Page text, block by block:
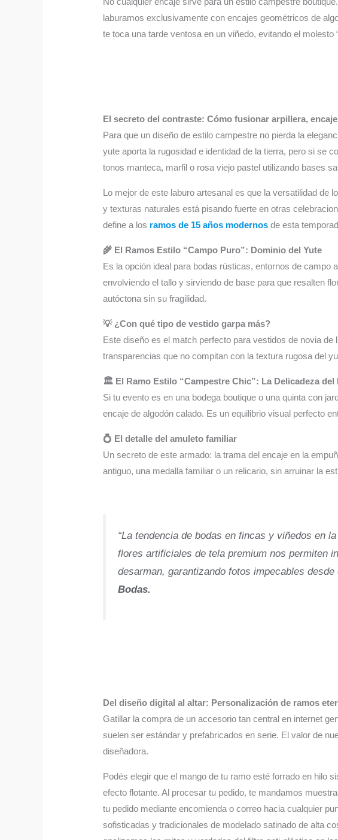
laburamos exclusivamente con encajes geométricos de
te toca una tarde ventosa en un viñedo, evitando el
El secreto del contraste: Cómo fusionar arpillera,
Para que un diseño de estilo campestre no pierda la
yute aporta la rugosidad e identidad de la tierra, pero si se
tonos manteca, marfil o rosa viejo pastel utilizando bases
Lo mejor de este laburo artesanal es que la versatilidad de
y texturas naturales está pisando fuerte en otras
define a los ramos de 15 años modernos de esta
🌾 El Ramos Estilo “Campo Puro”: Dominio del Yute
Es la opción ideal para bodas rústicas, entornos de campo
envolviendo el tallo y sirviendo de base para que resalten
autóctona sin su fragilidad.
💡 ¿Con qué tipo de vestido garpa más?
Este diseño es el match perfecto para vestidos de novia
transparencias que no compitan con la textura rugosa del
🏛️ El Ramo Estilo “Campestre Chic”: La Delicadeza del
Si tu evento es en una bodega boutique o una quinta con
encaje de algodón calado. Es un equilibrio visual perfecto
💍 El detalle del amuleto familiar
Un secreto de este armado: la trama del encaje en la
antiguo, una medalla familiar o un relicario, sin arruinar la
“La tendencia de bodas en fincas y viñedos en
flores artificiales de tela premium nos permiten
desarman, garantizando fotos impecables
Bodas.
Del diseño digital al altar: Personalización de ramos
Gatillar la compra de un accesorio tan central en internet
suelen ser estándar y prefabricados en serie. El valor de
diseñadora.
Podés elegir que el mango de tu ramo esté forrado en hilo
efecto flotante. Al procesar tu pedido, te mandamos
tu pedido mediante encomienda o correo hacia cualquier
sofisticadas y tradicionales de modelado satinado de alta